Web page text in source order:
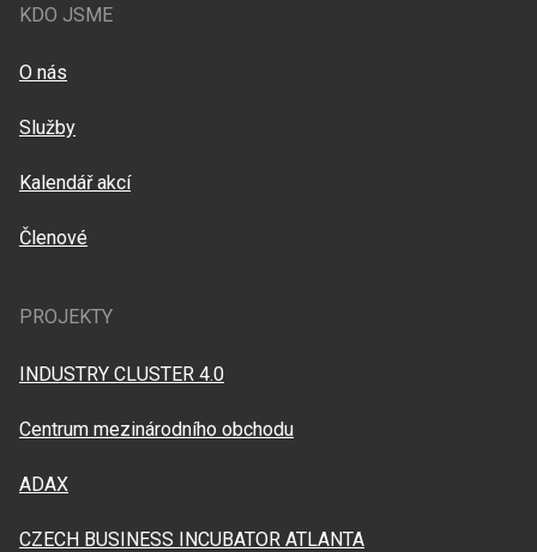
KDO JSME
O nás
Služby
Kalendář akcí
Členové
PROJEKTY
INDUSTRY CLUSTER 4.0
Centrum mezinárodního obchodu
ADAX
CZECH BUSINESS INCUBATOR ATLANTA